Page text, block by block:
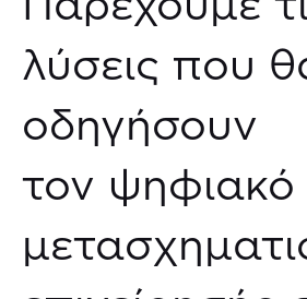
λύσεις που
οδηγήσουν
τον ψηφιακό